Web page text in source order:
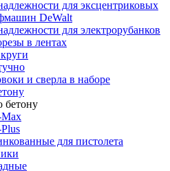
для эксцентриковых
DeWalt
для электрорубанков
в лентах
и сверла в наборе
бетону
Max
для пистолета